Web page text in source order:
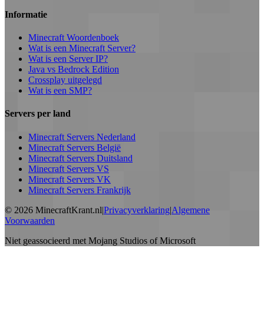
Informatie
Minecraft Woordenboek
Wat is een Minecraft Server?
Wat is een Server IP?
Java vs Bedrock Edition
Crossplay uitgelegd
Wat is een SMP?
Servers per land
Minecraft Servers Nederland
Minecraft Servers België
Minecraft Servers Duitsland
Minecraft Servers VS
Minecraft Servers VK
Minecraft Servers Frankrijk
© 2026 MinecraftKrant.nl|Privacyverklaring|Algemene
Voorwaarden
Niet geassocieerd met Mojang Studios of Microsoft